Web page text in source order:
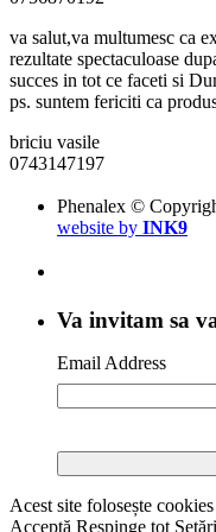
va salut,va multumesc ca
rezultate spectaculoase
succes in tot ce faceti si
ps. suntem fericiti ca
briciu vasile
0743147197
Phenalex ©
website by INK9
Va invitam sa
Email Address
Acest site folosește
Acceptă Respinge tot